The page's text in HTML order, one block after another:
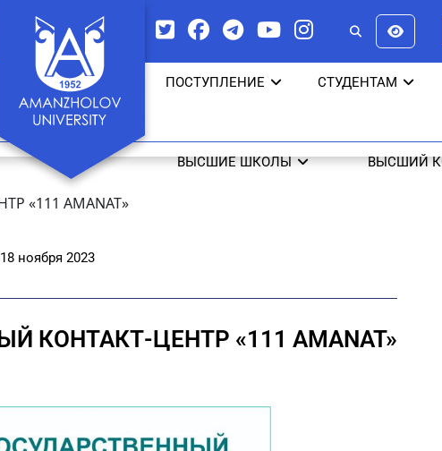
ПОСТУПЛЕНИЕ СТУДЕНТАМ
ВЫСШИЕ ШКОЛЫ ВЫСШИЙ
«111 AMANAT»
18 ноября 2023
КОНТАКТ-ЦЕНТР «111 AMANAT»